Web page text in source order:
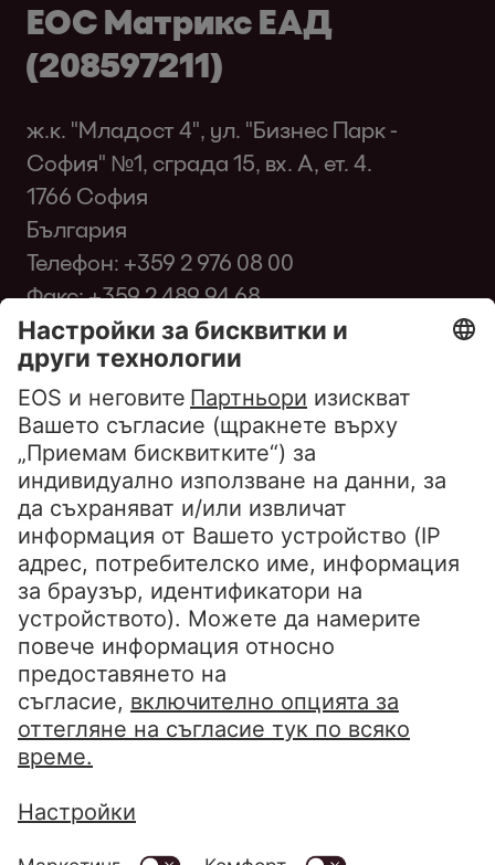
ЕОС Матрикс ЕАД
(208597211)
ж.к. "Младост 4", ул. "Бизнес Парк -
София" №1, сграда 15, вх. A, ет. 4.
1766 София
България
Телефон: +359 2 976 08 00
Факс: +359 2 489 94 68
infobg@eos-matrix.bg
FAQ
Уведомление за поверителност